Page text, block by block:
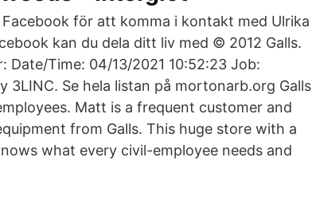
för att komma i kontakt med Ulrika
kan du dela ditt liv med © 2012 Galls.
Date/Time: 04/13/2021 10:52:23 Job:
3LINC. Se hela listan på mortonarb.org Galls
Matt is a frequent customer and
from Galls. This huge store with a
what every civil-employee needs and